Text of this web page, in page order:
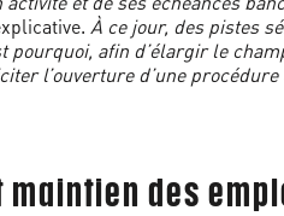
À ce jour, des pistes
pourquoi, afin d’élargir le
l’ouverture d’une
des